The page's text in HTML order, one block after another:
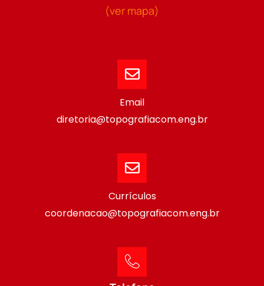
(ver mapa)
Email
diretoria@topografiacom.eng.br
Currículos
coordenacao@topografiacom.eng.br